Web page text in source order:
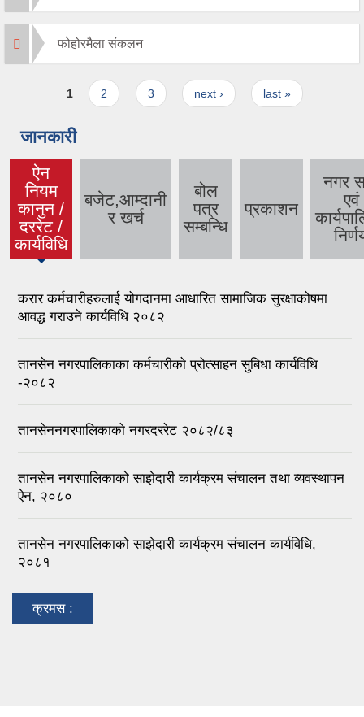
फोहोरमैला संकलन
Pages
1 2 3 next › last »
जानकारी
ऐन
नियम
कानुन /
दररेट /
कार्यविधि
(active
tab)
बजेट,आम्दानी
र खर्च
बोल
पत्र
सम्बन्धि
प्रकाशन
नगर
एवं
करार कर्मचारीहरुलाई योगदानमा आधारित सामाजिक सुरक्षाकोषमा
आवद्ध गराउने कार्यविधि २०८२
तानसेन नगरपालिकाका कर्मचारीको प्रोत्साहन सुबिधा कार्यविधि
-२०८२
तानसेननगरपालिकाको नगरदररेट २०८२/८३
तानसेन नगरपालिकाको साझेदारी कार्यक्रम संचालन तथा व्यवस्थापन
ऐन, २०८०
तानसेन नगरपालिकाको साझेदारी कार्यक्रम संचालन कार्यविधि,
२०८१
क्रमस :